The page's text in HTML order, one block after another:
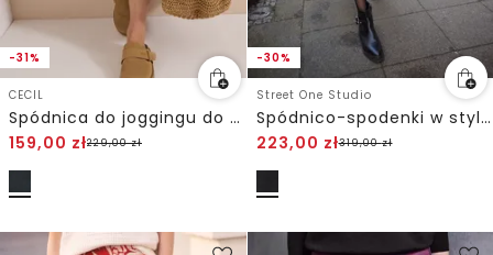
-31%
CECIL
Spódnica do joggingu do kolan w delikatne paski
159,00 zł229,00zł
-30%
Street One Studio
Spódnico-spodenki w stylu kopertowym
223,00 zł319,00zł